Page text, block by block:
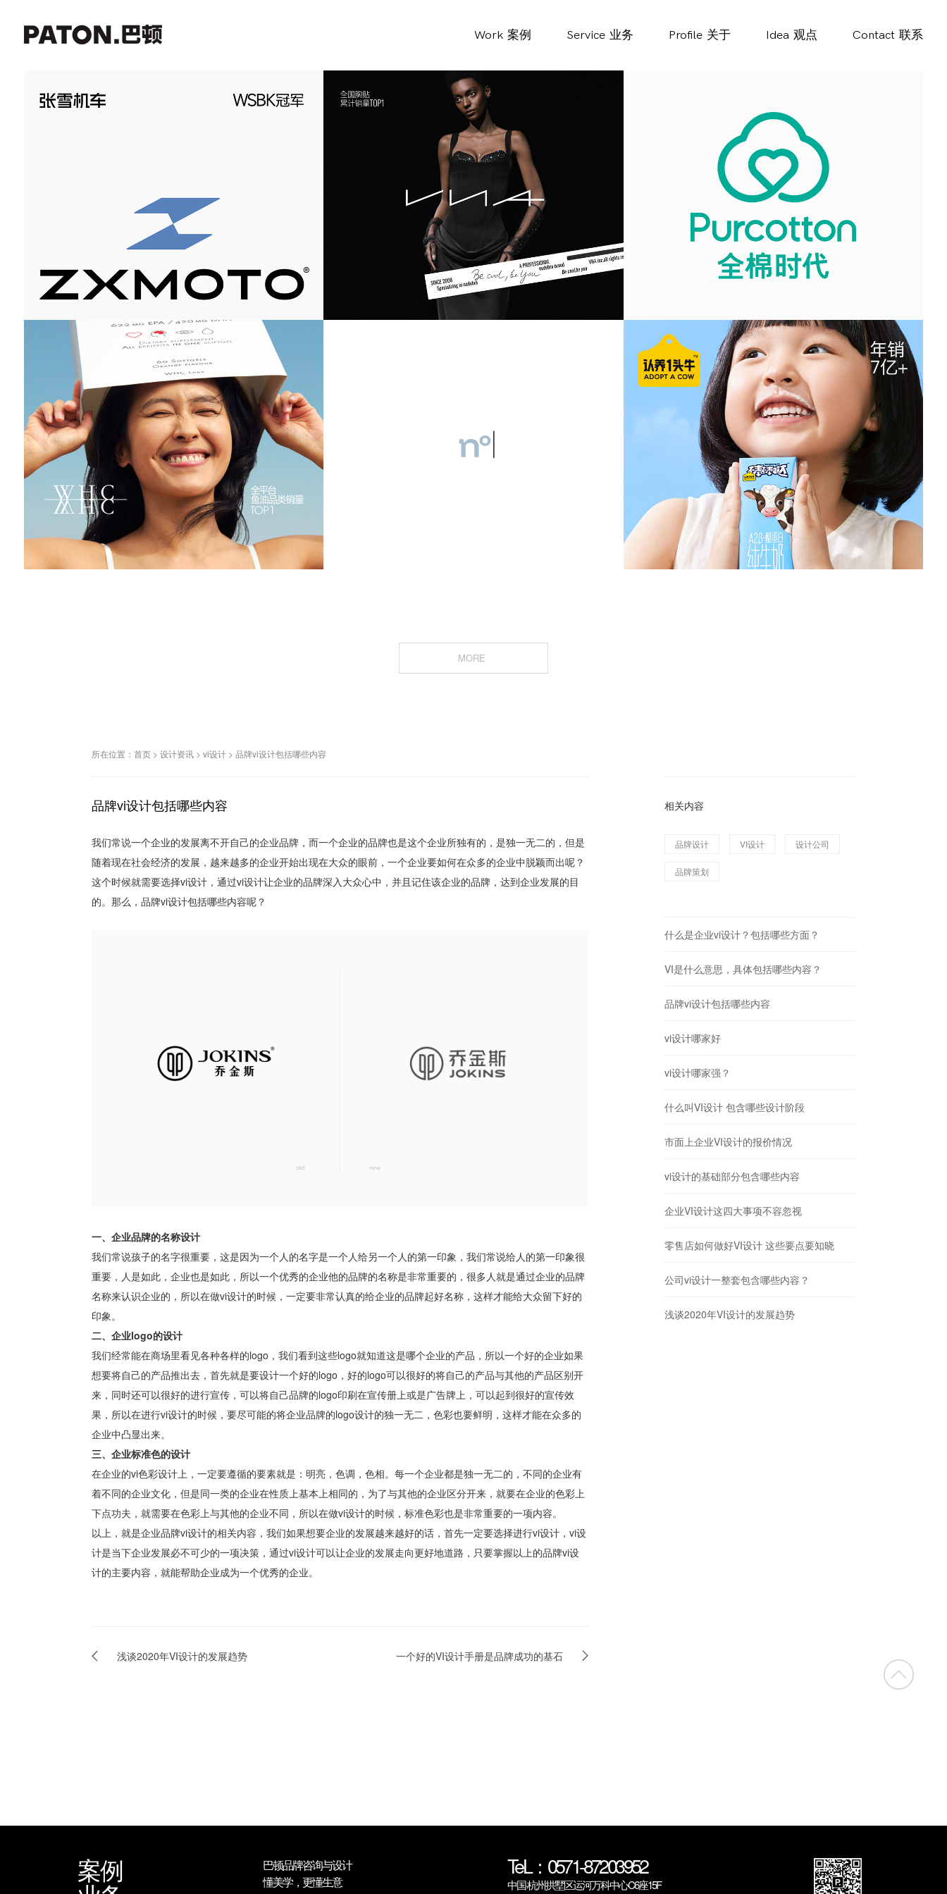
Work 案例 Service 业务 Profile 关于 Idea 观点 Contact 联系
MORE
所在位置： 首页 > 设计资讯 > vi设计 > 品牌vi设计包括哪些内容
品牌vi设计包括哪些内容
我们常说一个企业的发展离不开自己的企业品牌，而一个企业的品牌也是这个企业所独有的，是独一无二的，但是
随着现在社会经济的发展，越来越多的企业开始出现在大众的眼前，一个企业要如何在众多的企业中脱颖而出呢？
这个时候就需要选择vi设计，通过vi设计让企业的品牌深入大众心中，并且记住该企业的品牌，达到企业发展的目
的。那么，品牌vi设计包括哪些内容呢？
一、企业品牌的名称设计
我们常说孩子的名字很重要，这是因为一个人的名字是一个人给另一个人的第一印象，我们常说给人的第一印象很
重要，人是如此，企业也是如此，所以一个优秀的企业他的品牌的名称是非常重要的，很多人就是通过企业的品牌
名称来认识企业的，所以在做vi设计的时候，一定要非常认真的给企业的品牌起好名称，这样才能给大众留下好的
印象。
二、企业logo的设计
我们经常能在商场里看见各种各样的logo，我们看到这些logo就知道这是哪个企业的产品，所以一个好的企业如果
想要将自己的产品推出去，首先就是要设计一个好的logo，好的logo可以很好的将自己的产品与其他的产品区别开
来，同时还可以很好的进行宣传，可以将自己品牌的logo印刷在宣传册上或是广告牌上，可以起到很好的宣传效
果，所以在进行vi设计的时候，要尽可能的将企业品牌的logo设计的独一无二，色彩也要鲜明，这样才能在众多的
企业中凸显出来。
三、企业标准色的设计
在企业的vi色彩设计上，一定要遵循的要素就是：明亮，色调，色相。每一个企业都是独一无二的，不同的企业有
着不同的企业文化，但是同一类的企业在性质上基本上相同的，为了与其他的企业区分开来，就要在企业的色彩上
下点功夫，就需要在色彩上与其他的企业不同，所以在做vi设计的时候，标准色彩也是非常重要的一项内容。
以上，就是企业品牌vi设计的相关内容，我们如果想要企业的发展越来越好的话，首先一定要选择进行vi设计，vi设
计是当下企业发展必不可少的一项决策，通过vi设计可以让企业的发展走向更好地道路，只要掌握以上的品牌vi设
计的主要内容，就能帮助企业成为一个优秀的企业。
浅谈2020年VI设计的发展趋势 一个好的VI设计手册是品牌成功的基石
相关内容
品牌设计 VI设计 设计公司
品牌策划
什么是企业vi设计？包括哪些方面？
VI是什么意思，具体包括哪些内容？
品牌vi设计包括哪些内容
vi设计哪家好
vi设计哪家强？
什么叫VI设计 包含哪些设计阶段
市面上企业VI设计的报价情况
vi设计的基础部分包含哪些内容
企业VI设计这四大事项不容忽视
零售店如何做好VI设计 这些要点要知晓
公司vi设计一整套包含哪些内容？
浅谈2020年VI设计的发展趋势
案例
巴顿品牌咨询与设计
懂美学，更懂生意
TeL：0571-87203952
中国·杭州拱墅区运河万科中心C6座15F